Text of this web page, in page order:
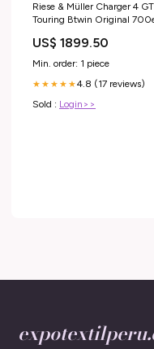
Riese & Müller Charger 4 GT
Touring Btwin Original
US$ 1899.50
Min. order: 1 piece
★★★★★4.8 (17 reviews)
Sold : Login>>